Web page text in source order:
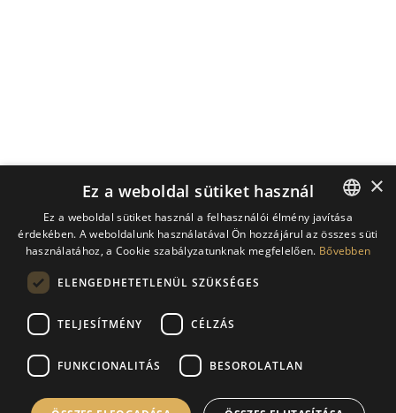
HUNGARIAN
×
Ez a weboldal sütiket használ
Ez a weboldal sütiket használ a felhasználói élmény javítása
érdekében. A weboldalunk használatával Ön hozzájárul az összes süti
használatához, a Cookie szabályzatunknak megfelelően. Bővebben
ELENGEDHETETLENÜL SZÜKSÉGES
TELJESÍTMÉNY CÉLZÁS
FUNKCIONALITÁS BESOROLATLAN